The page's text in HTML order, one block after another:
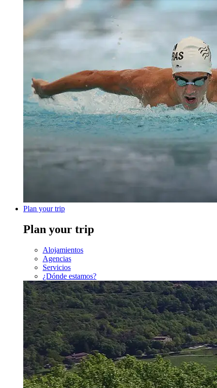
Plan your trip
Plan your trip
Alojamientos
Agencias
Servicios
¿Dónde estamos?